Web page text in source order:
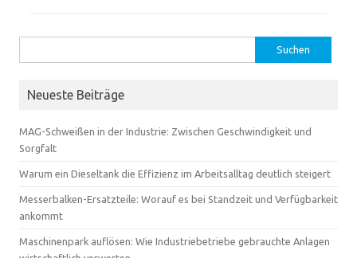
nach:
Neueste Beiträge
MAG-Schweißen in der Industrie: Zwischen Geschwindigkeit und
Sorgfalt
Warum ein Dieseltank die Effizienz im Arbeitsalltag deutlich steigert
Messerbalken-Ersatzteile: Worauf es bei Standzeit und Verfügbarkeit
ankommt
Maschinenpark auflösen: Wie Industriebetriebe gebrauchte Anlagen